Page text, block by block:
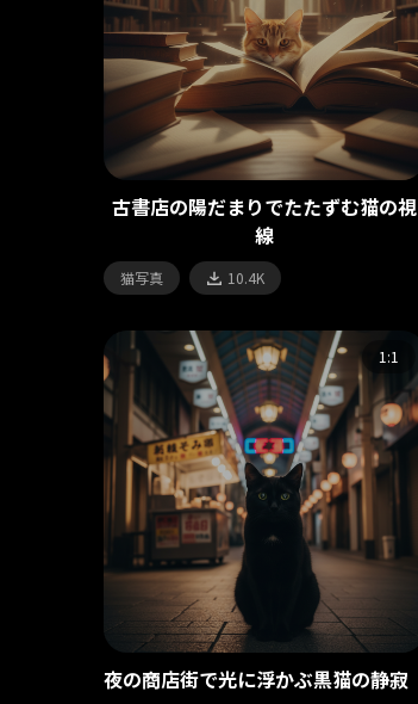
古書店の陽だまりでたたずむ猫の視
線
猫写真 10.4K
1:1
夜の商店街で光に浮かぶ黒猫の静寂